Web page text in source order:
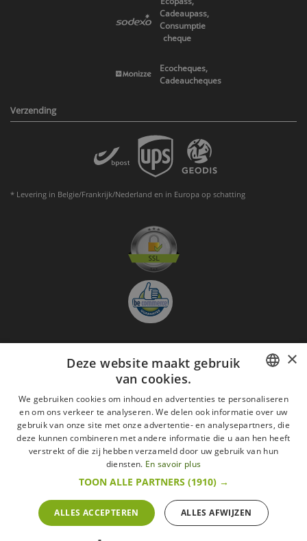
Cadeaupass,
Consumptie
cheque
Ecocheques,
Cadeaucheques
Verzending
* Levering in Belgie/Frankrijk/Nederland en in Europa op schatting
Aanmelden nieuwsbrief
GO
Ik ga akkoord metde Wettelijke vermeldingen
Alle merken
Algemene verkoopsvoorwaarden
Wettelijke vermeldingen
withdrawal rights
Veelgestelde vragen
Alle rechten voorbehouden ©2015 Les Secrets du Chef/Alle prijzen op deze website
zijn met alle belastingen inbegrepen.
De Belgische wetgeving van 6 april 2010 geeft de consument het recht om binnen 14
werkdagen op een aankoop terug te komen.
FRENCH
ENGLISH
×
Deze website maakt gebruik
van cookies.
We gebruiken cookies om inhoud en advertenties te personaliseren
en om ons verkeer te analyseren. We delen ook informatie over uw
gebruik van onze site met onze advertentie- en analysepartners, die
deze kunnen combineren met andere informatie die u aan hen heeft
verstrekt of die zij hebben verzameld door uw gebruik van hun
diensten. En savoir plus
TOON ALLE PARTNERS (1910) →
ALLES ACCEPTEREN ALLES AFWIJZEN